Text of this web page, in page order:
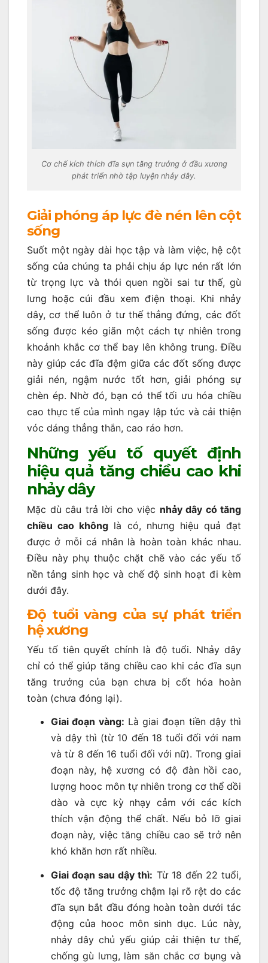
Cơ chế kích thích đĩa sụn tăng trưởng ở đầu xương
phát triển nhờ tập luyện nhảy dây.
Giải phóng áp lực đè nén lên cột
sống
Suốt một ngày dài học tập và làm việc, hệ cột
sống của chúng ta phải chịu áp lực nén rất lớn
từ trọng lực và thói quen ngồi sai tư thế, gù
lưng hoặc cúi đầu xem điện thoại. Khi nhảy
dây, cơ thể luôn ở tư thế thẳng đứng, các đốt
sống được kéo giãn một cách tự nhiên trong
khoảnh khắc cơ thể bay lên không trung. Điều
này giúp các đĩa đệm giữa các đốt sống được
giải nén, ngậm nước tốt hơn, giải phóng sự
chèn ép. Nhờ đó, bạn có thể tối ưu hóa chiều
cao thực tế của mình ngay lập tức và cải thiện
vóc dáng thẳng thắn, cao ráo hơn.
Những yếu tố quyết định
hiệu quả tăng chiều cao khi
nhảy dây
Mặc dù câu trả lời cho việc nhảy dây có tăng
chiều cao không là có, nhưng hiệu quả đạt
được ở mỗi cá nhân là hoàn toàn khác nhau.
Điều này phụ thuộc chặt chẽ vào các yếu tố
nền tảng sinh học và chế độ sinh hoạt đi kèm
dưới đây.
Độ tuổi vàng của sự phát triển
hệ xương
Yếu tố tiên quyết chính là độ tuổi. Nhảy dây
chỉ có thể giúp tăng chiều cao khi các đĩa sụn
tăng trưởng của bạn chưa bị cốt hóa hoàn
toàn (chưa đóng lại).
Giai đoạn vàng: Là giai đoạn tiền dậy thì
và dậy thì (từ 10 đến 18 tuổi đối với nam
và từ 8 đến 16 tuổi đối với nữ). Trong giai
đoạn này, hệ xương có độ đàn hồi cao,
lượng hooc môn tự nhiên trong cơ thể dồi
dào và cực kỳ nhạy cảm với các kích
thích vận động thể chất. Nếu bỏ lỡ giai
đoạn này, việc tăng chiều cao sẽ trở nên
khó khăn hơn rất nhiều.
Giai đoạn sau dậy thì: Từ 18 đến 22 tuổi,
tốc độ tăng trưởng chậm lại rõ rệt do các
đĩa sụn bắt đầu đóng hoàn toàn dưới tác
động của hooc môn sinh dục. Lúc này,
nhảy dây chủ yếu giúp cải thiện tư thế,
chống gù lưng, làm săn chắc cơ bụng và